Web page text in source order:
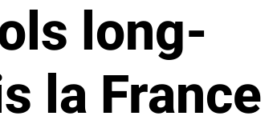
long-
la France